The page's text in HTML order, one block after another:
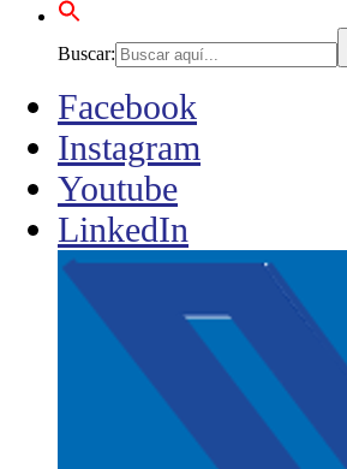
Buscar:
Facebook
Instagram
Youtube
LinkedIn